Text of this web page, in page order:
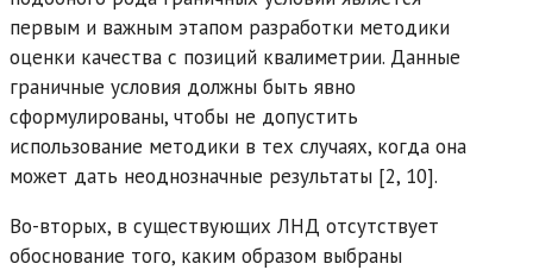
первым и важным этапом разработки методики
оценки качества с позиций квалиметрии. Данные
граничные условия должны быть явно
сформулированы, чтобы не допустить
использование методики в тех случаях, когда она
может дать неоднозначные результаты [2, 10].
Во-вторых, в существующих ЛНД отсутствует
обоснование того, каким образом выбраны